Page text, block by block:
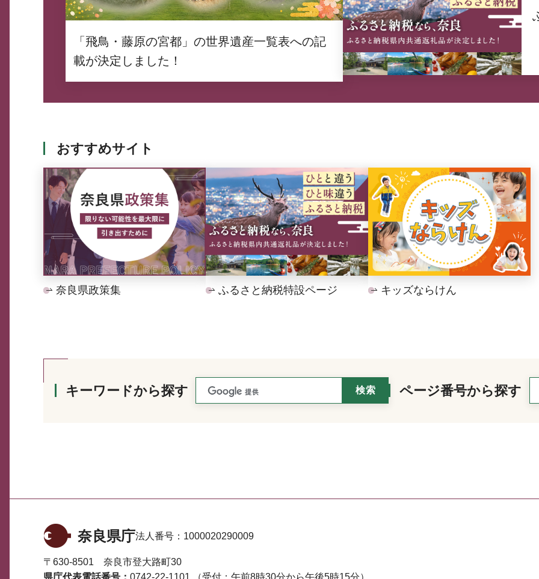
「飛鳥・藤原の宮都」の世界遺産一覧表への記
載が決定しました！
おすすめサイト
奈良県政策集 ふるさと納税特設ページ キッズならけん
キーワードから探す ページ番号から探す
奈良県庁法人番号： 1000020290009
〒630-8501 奈良市登大路町30
県庁代表電話番号： 0742-22-1101 （受付：午前8時30分から午後5時15分）